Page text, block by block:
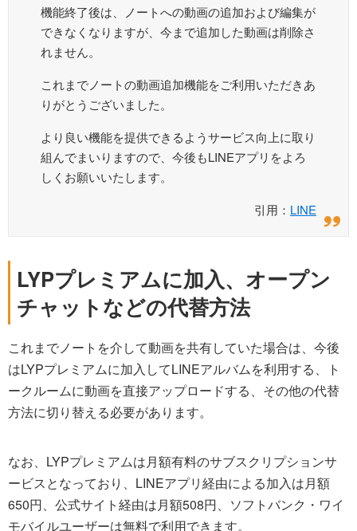
機能終了後は、ノートへの動画の追加および編集が
できなくなりますが、今まで追加した動画は削除さ
れません。
これまでノートの動画追加機能をご利用いただきあ
りがとうございました。
より良い機能を提供できるようサービス向上に取り
組んでまいりますので、今後もLINEアプリをよろ
しくお願いいたします。
引用： LINE
LYPプレミアムに加入、オープン
チャットなどの代替方法
これまでノートを介して動画を共有していた場合は、今後
はLYPプレミアムに加入してLINEアルバムを利用する、ト
ークルームに動画を直接アップロードする、その他の代替
方法に切り替える必要があります。
なお、LYPプレミアムは月額有料のサブスクリプションサ
ービスとなっており、LINEアプリ経由による加入は月額
650円、公式サイト経由は月額508円、ソフトバンク・ワイ
モバイルユーザーは無料で利用できます。